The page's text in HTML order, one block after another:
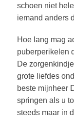
schoen niet
iemand anders
Hoe lang mag
puberperikelen
De
grote liefdes
beste mijnheer
springen als u
steeds maar in